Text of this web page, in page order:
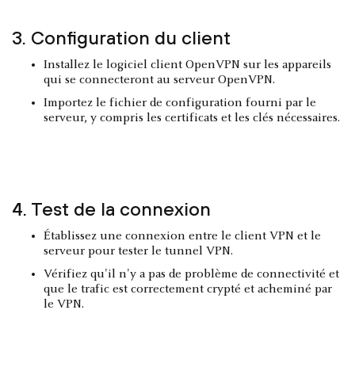
3. Configuration du client
Installez le logiciel client OpenVPN sur les appareils
qui se connecteront au serveur OpenVPN.
Importez le fichier de configuration fourni par le
serveur, y compris les certificats et les clés nécessaires.
4. Test de la connexion
Établissez une connexion entre le client VPN et le
serveur pour tester le tunnel VPN.
Vérifiez qu'il n'y a pas de problème de connectivité et
que le trafic est correctement crypté et acheminé par
le VPN.